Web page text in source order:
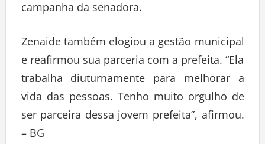
campanha da senadora.
Zenaide também elogiou a gestão municipal
e reafirmou sua parceria com a prefeita. “Ela
trabalha diuturnamente para melhorar a
vida das pessoas. Tenho muito orgulho de
ser parceira dessa jovem prefeita”, afirmou.
– BG